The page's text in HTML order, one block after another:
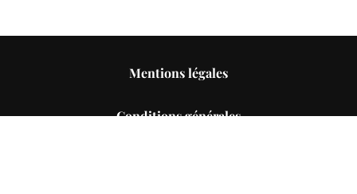
Mentions légales
Conditions générales